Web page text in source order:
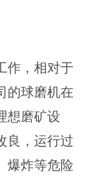
作，相对于
的球磨机在
想磨矿设
良，运行过
爆炸等危险